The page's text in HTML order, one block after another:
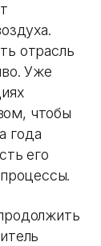
отрасль
Уже
чтобы
года
его